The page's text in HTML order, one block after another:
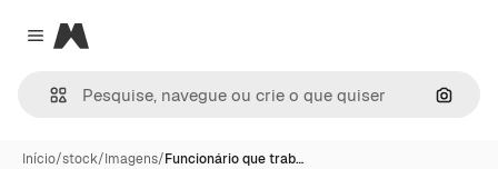
Close menu
Magnific
Início/stock/Imagens/Funcionário que trab…